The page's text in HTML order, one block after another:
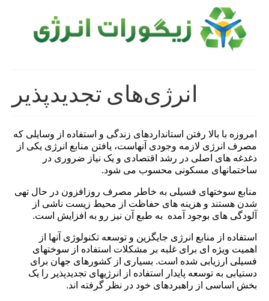
انرژی‌های تجدیدپذیر
امروزه با بالا رفتن استانداردهای زندگی و استفاده از وسایلی که
مصرف انرژی لازمه وجودی آنهاست، یافتن منابع انرژی یکی از
دغدغه های اصلی در رشد اقتصادی و یک نیاز ضروری در
ساختمانهای مسکونی محسوب می شود.
منابع سوختهای فسیلی به خاطر مصرف روزافزون در حال تهی
شدن هستند و هزینه های حفاظت از محیط زیست ناشی از
آلودگی های بوجود آمده به طبع آن نیز رو به افزایش است.
استفاده از منابع انرژی جایگزین و توسعه تکنولوژی آنها از
اهمیت ویژه ای برای غلبه بر مشکلات استفاده از سوختهای
فسیلی ارزیابی شده است. بسیاری از کشورهای جهان برای
دستیابی به توسعه پایدار استفاده از انرژیهای تجدیدپذیر را یک
بخش اساسی از راهبردهای خود در نظر گرفته اند.